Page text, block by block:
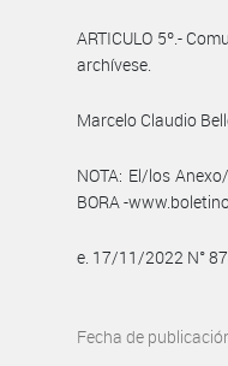
ARTICULO 5º.-
archívese.
Marcelo Claudio
NOTA: El/los
BORA -
e. 17/11/2022 N°
Fecha de